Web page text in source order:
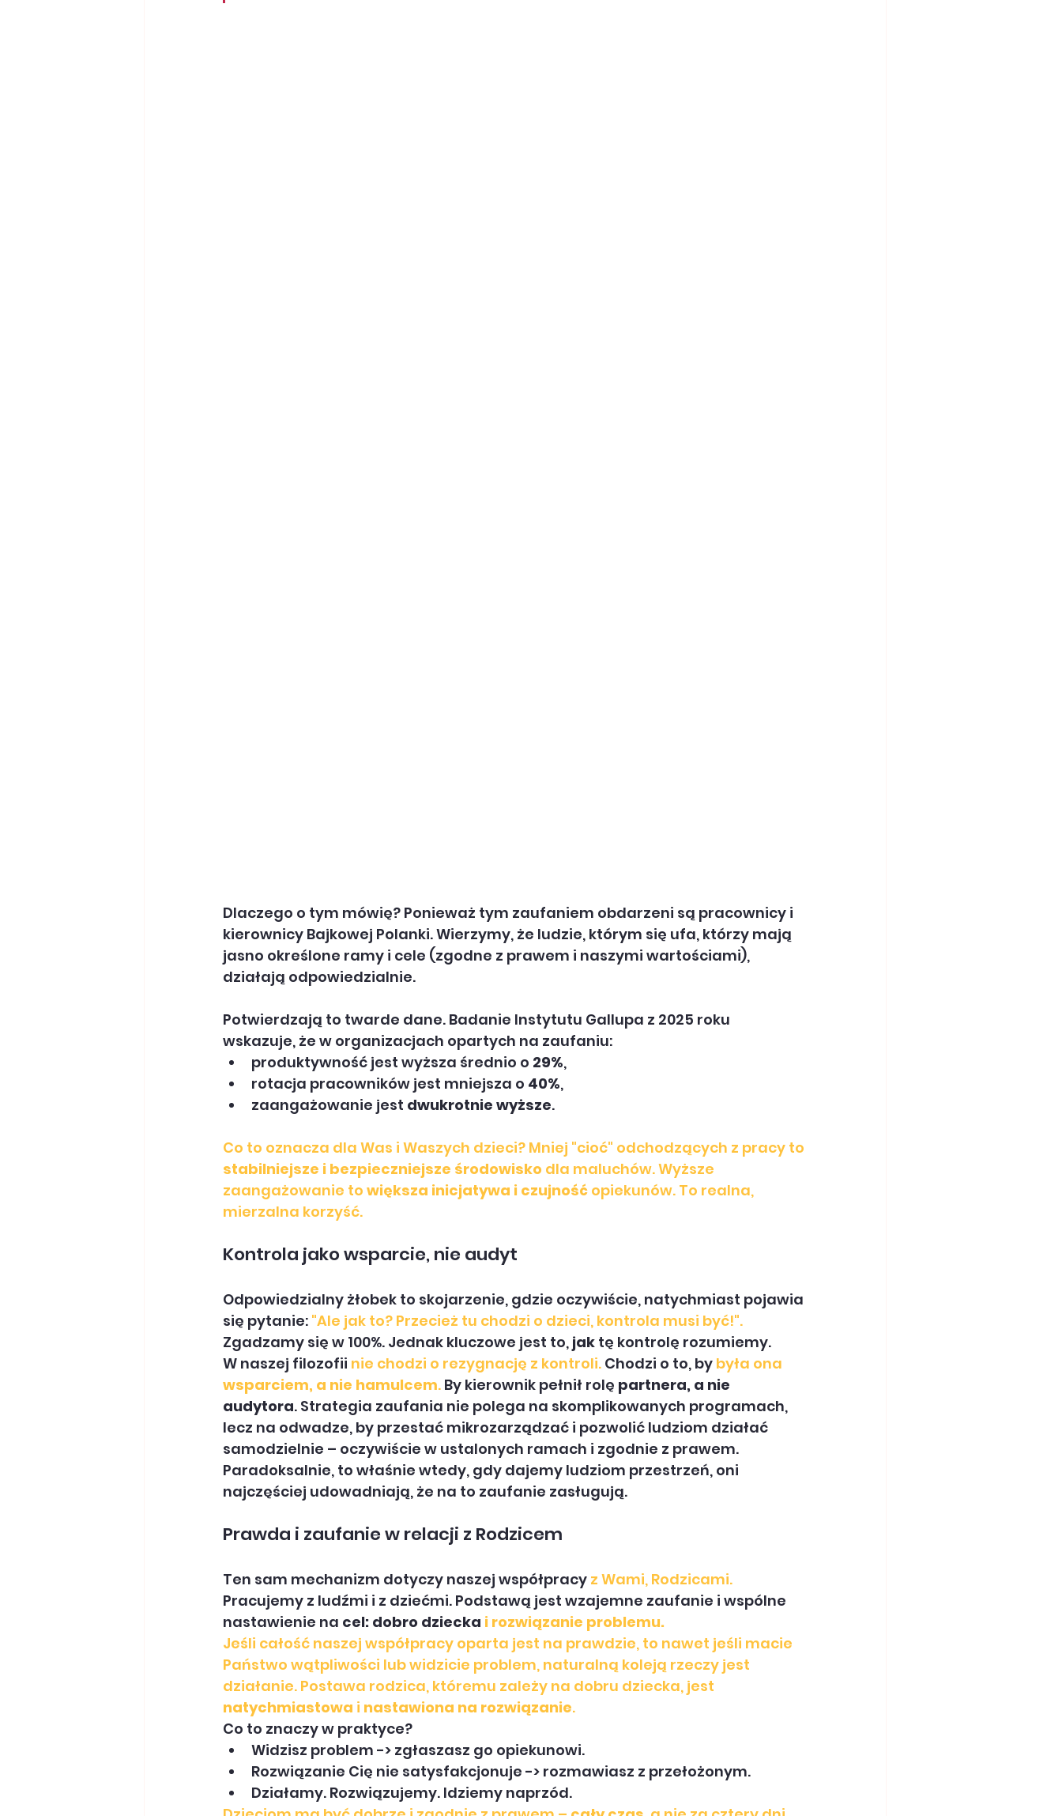
Dlaczego o tym mówię? Ponieważ tym zaufaniem obdarzeni są pracownicy i
kierownicy Bajkowej Polanki. Wierzymy, że ludzie, którym się ufa, którzy mają
jasno określone ramy i cele (zgodne z prawem i naszymi wartościami),
działają odpowiedzialnie.
Potwierdzają to twarde dane. Badanie Instytutu Gallupa z 2025 roku
wskazuje, że w organizacjach opartych na zaufaniu:
produktywność jest wyższa średnio o 29%,
rotacja pracowników jest mniejsza o 40%,
zaangażowanie jest dwukrotnie wyższe.
Co to oznacza dla Was i Waszych dzieci? Mniej "cioć" odchodzących z pracy to
stabilniejsze i bezpieczniejsze środowisko dla maluchów. Wyższe
zaangażowanie to większa inicjatywa i czujność opiekunów. To realna,
mierzalna korzyść.
Kontrola jako wsparcie, nie audyt
Odpowiedzialny żłobek to skojarzenie, gdzie oczywiście, natychmiast pojawia
się pytanie: "Ale jak to? Przecież tu chodzi o dzieci, kontrola musi być!".
Zgadzamy się w 100%. Jednak kluczowe jest to, jak tę kontrolę rozumiemy.
W naszej filozofii nie chodzi o rezygnację z kontroli. Chodzi o to, by była ona
wsparciem, a nie hamulcem. By kierownik pełnił rolę partnera, a nie
audytora. Strategia zaufania nie polega na skomplikowanych programach,
lecz na odwadze, by przestać mikrozarządzać i pozwolić ludziom działać
samodzielnie – oczywiście w ustalonych ramach i zgodnie z prawem.
Paradoksalnie, to właśnie wtedy, gdy dajemy ludziom przestrzeń, oni
najczęściej udowadniają, że na to zaufanie zasługują.
Prawda i zaufanie w relacji z Rodzicem
Ten sam mechanizm dotyczy naszej współpracy z Wami, Rodzicami.
Pracujemy z ludźmi i z dziećmi. Podstawą jest wzajemne zaufanie i wspólne
nastawienie na cel: dobro dziecka i rozwiązanie problemu.
Jeśli całość naszej współpracy oparta jest na prawdzie, to nawet jeśli macie
Państwo wątpliwości lub widzicie problem, naturalną koleją rzeczy jest
działanie. Postawa rodzica, któremu zależy na dobru dziecka, jest
natychmiastowa i nastawiona na rozwiązanie.
Co to znaczy w praktyce?
Widzisz problem -> zgłaszasz go opiekunowi.
Rozwiązanie Cię nie satysfakcjonuje -> rozmawiasz z przełożonym.
Działamy. Rozwiązujemy. Idziemy naprzód.